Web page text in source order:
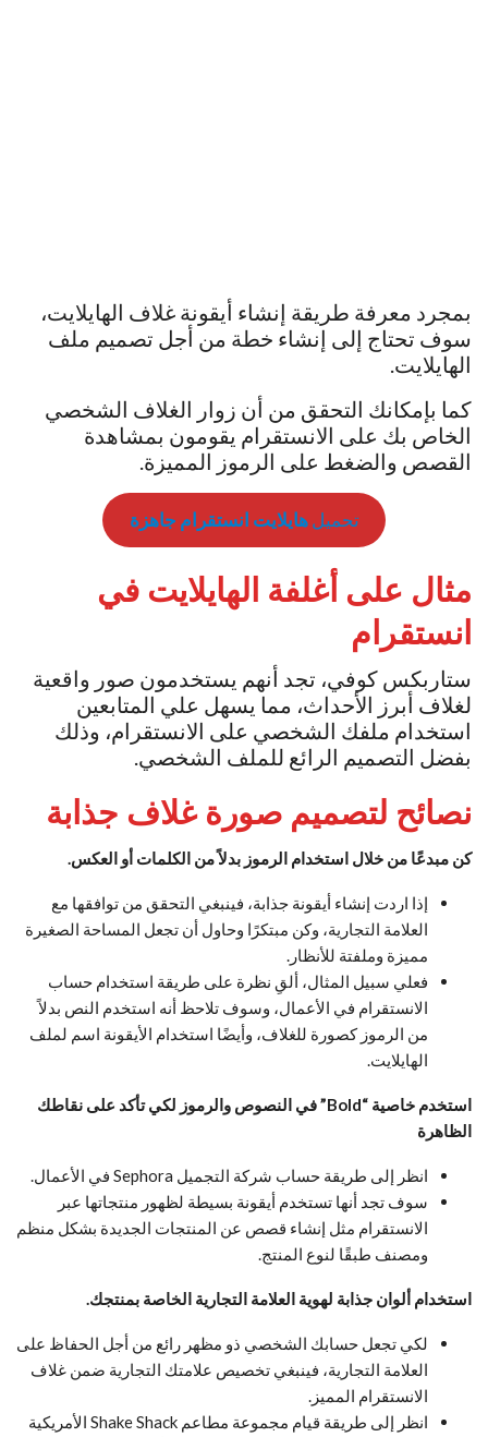
بمجرد معرفة طريقة إنشاء أيقونة غلاف الهايلايت،
سوف تحتاج إلى إنشاء خطة من أجل تصميم ملف
الهايلايت.
كما بإمكانك التحقق من أن زوار الغلاف الشخصي
الخاص بك على الانستقرام يقومون بمشاهدة
القصص والضغط على الرموز المميزة.
تحميلهايلايت انستقرام جاهزة
مثال على أغلفة الهايلايت في
انستقرام
ستاربكس كوفي، تجد أنهم يستخدمون صور واقعية
لغلاف أبرز الأحداث، مما يسهل علي المتابعين
استخدام ملفك الشخصي على الانستقرام، وذلك
بفضل التصميم الرائع للملف الشخصي.
نصائح لتصميم صورة غلاف جذابة
كن مبدعًا من خلال استخدام الرموز بدلاً من الكلمات أو العكس.
إذا اردت إنشاء أيقونة جذابة، فينبغي التحقق من توافقها مع
العلامة التجارية، وكن مبتكرًا وحاول أن تجعل المساحة الصغيرة
مميزة وملفتة للأنظار.
فعلي سبيل المثال، ألقِ نظرة على طريقة استخدام حساب
الانستقرام في الأعمال، وسوف تلاحظ أنه استخدم النص بدلاً
من الرموز كصورة للغلاف، وأيضًا استخدام الأيقونة اسم لملف
الهايلايت.
استخدم خاصية “Bold” في النصوص والرموز لكي تأكد على نقاطك
الظاهرة
انظر إلى طريقة حساب شركة التجميل Sephora في الأعمال.
سوف تجد أنها تستخدم أيقونة بسيطة لظهور منتجاتها عبر
الانستقرام مثل إنشاء قصص عن المنتجات الجديدة بشكل منظم
ومصنف طبقًا لنوع المنتج.
استخدام ألوان جذابة لهوية العلامة التجارية الخاصة بمنتجك.
لكي تجعل حسابك الشخصي ذو مظهر رائع من أجل الحفاظ على
العلامة التجارية، فينبغي تخصيص علامتك التجارية ضمن غلاف
الانستقرام المميز.
انظر إلى طريقة قيام مجموعة مطاعم Shake Shack الأمريكية